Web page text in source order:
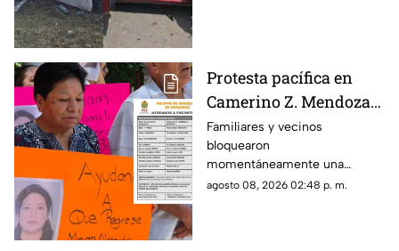
Protesta pacífica en
Camerino Z. Mendoza
por desaparición de
comerciante; ¿qué exige
su familia?
Familiares y vecinos
bloquearon
momentáneamente una
avenida de Camerino Z.
agosto 08, 2026 02:48 p. m.